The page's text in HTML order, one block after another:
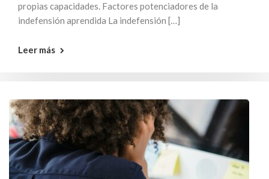
propias capacidades. Factores potenciadores de la
indefensión aprendida La indefensión […]
Leer más